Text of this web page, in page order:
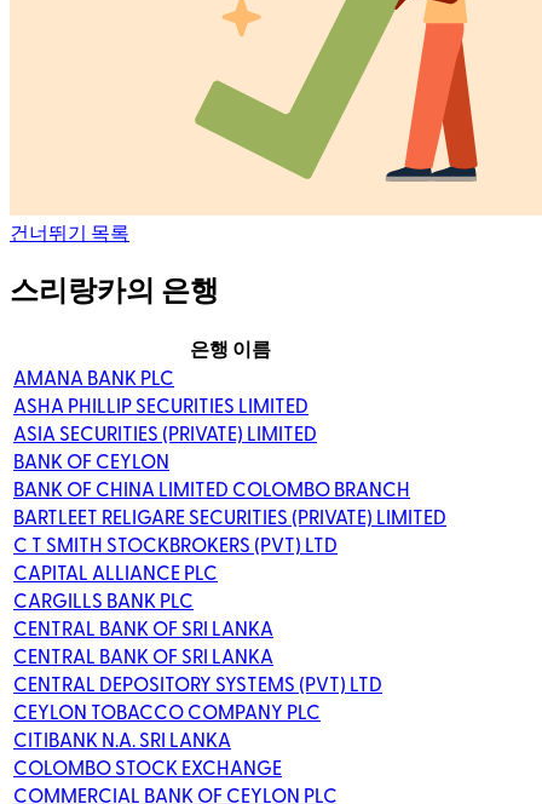
건너뛰기 목록
스리랑카의 은행
은행 이름
AMANA BANK PLC
ASHA PHILLIP SECURITIES LIMITED
ASIA SECURITIES (PRIVATE) LIMITED
BANK OF CEYLON
BANK OF CHINA LIMITED COLOMBO BRANCH
BARTLEET RELIGARE SECURITIES (PRIVATE) LIMITED
C T SMITH STOCKBROKERS (PVT) LTD
CAPITAL ALLIANCE PLC
CARGILLS BANK PLC
CENTRAL BANK OF SRI LANKA
CENTRAL BANK OF SRI LANKA
CENTRAL DEPOSITORY SYSTEMS (PVT) LTD
CEYLON TOBACCO COMPANY PLC
CITIBANK N.A. SRI LANKA
COLOMBO STOCK EXCHANGE
COMMERCIAL BANK OF CEYLON PLC